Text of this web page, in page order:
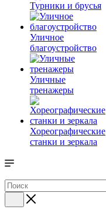
Турники и брусья
Уличное
благоустройство
Уличные
тренажеры
Хореографические
станки и зеркала